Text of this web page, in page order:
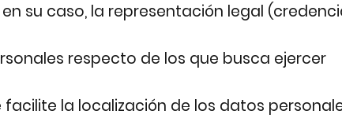
su caso, la representación legal
respecto de los que busca ejercer
la localización de los datos